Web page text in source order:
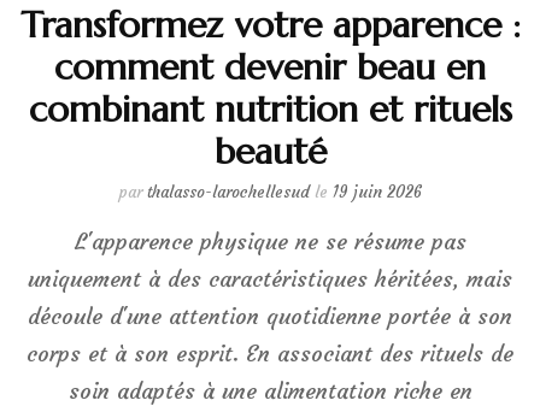
Transformez votre apparence :
comment devenir beau en
combinant nutrition et rituels
beauté
parthalasso-larochellesud le 19 juin 2026
L'apparence physique ne se résume pas
uniquement à des caractéristiques héritées, mais
découle d'une attention quotidienne portée à son
corps et à son esprit. En associant des rituels de
soin adaptés à une alimentation riche en